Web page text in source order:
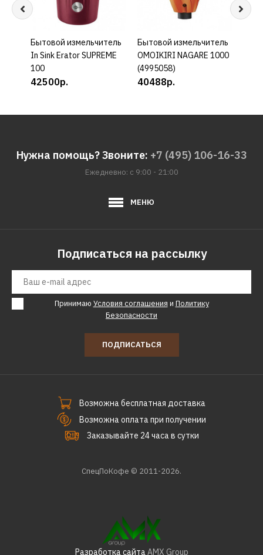
КУПИТЬ
Бытовой измельчитель
In Sink Erator SUPREME
100
42500р.
КУПИТЬ
Бытовой измельчитель
OMOIKIRI NAGARE 1000
(4995058)
40488р.
Нужна помощь? Звоните: +7 (495) 106-16-33
Ежедневно: с 9:00 - 21:00
МЕНЮ
Подписаться на рассылку
Принимаю Условия соглашения и Политику
Безопасности
ПОДПИСАТЬСЯ
Возможна бесплатная доставка
Возможна оплата при получении
Заказывайте 24 часа в сутки
СпецПоКофе © 2011-2026.
Разработка сайтаAMX Group